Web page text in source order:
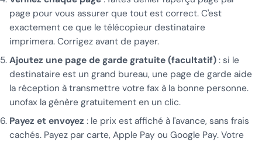
page pour vous assurer que tout est correct. C'est
exactement ce que le télécopieur destinataire
imprimera. Corrigez avant de payer.
Ajoutez une page de garde gratuite (facultatif) : si le
destinataire est un grand bureau, une page de garde aide
la réception à transmettre votre fax à la bonne personne.
unofax la génère gratuitement en un clic.
Payez et envoyez : le prix est affiché à l'avance, sans frais
cachés. Payez par carte, Apple Pay ou Google Pay. Votre